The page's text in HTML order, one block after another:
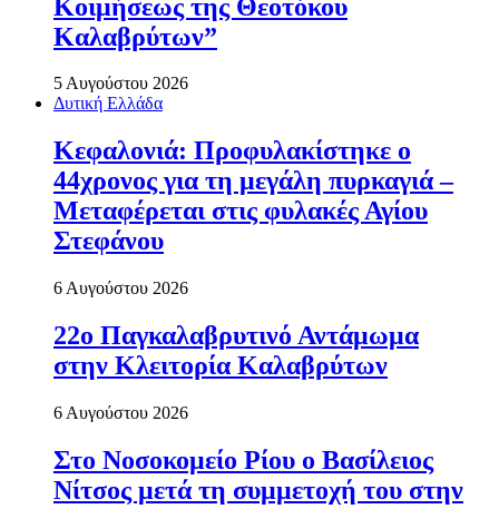
Κοιμήσεως της Θεοτόκου
Καλαβρύτων”
5 Αυγούστου 2026
Δυτική Ελλάδα
Κεφαλονιά: Προφυλακίστηκε ο
44χρονος για τη μεγάλη πυρκαγιά –
Μεταφέρεται στις φυλακές Αγίου
Στεφάνου
6 Αυγούστου 2026
22ο Παγκαλαβρυτινό Αντάμωμα
στην Κλειτορία Καλαβρύτων
6 Αυγούστου 2026
Στο Νοσοκομείο Ρίου ο Βασίλειος
Νίτσος μετά τη συμμετοχή του στην